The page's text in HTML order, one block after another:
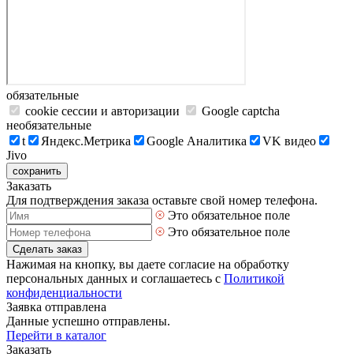
обязательные
cookie сессии и авторизации
Google captcha
необязательные
t
Яндекс.Метрика Google Аналитика
VK видео
Jivo
сохранить
Заказать
Для подтверждения заказа оставьте свой номер телефона.
Это обязательное поле
Это обязательное поле
Сделать заказ
Нажимая на кнопку, вы даете согласие на обработку
персональных данных и соглашаетесь с Политикой
конфиденциальности
Заявка отправлена
Данные успешно отправлены.
Перейти в каталог
Заказать